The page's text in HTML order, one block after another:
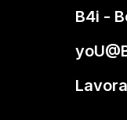
B4i -